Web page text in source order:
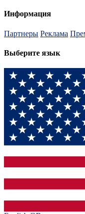
Информация
Партнеры Реклама
Выберите язык